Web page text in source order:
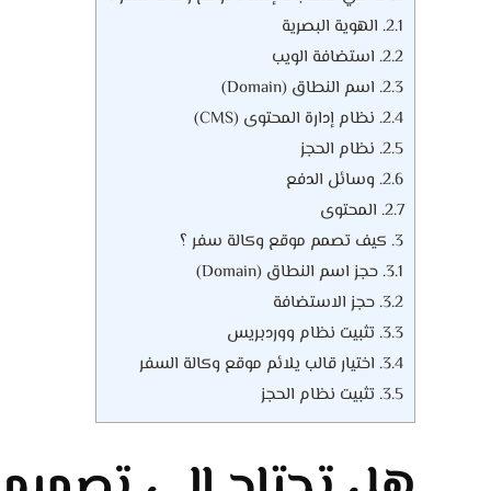
2.1. الهوية البصرية
2.2. استضافة الويب
2.3. اسم النطاق (Domain)
2.4. نظام إدارة المحتوى (CMS)
2.5. نظام الحجز
2.6. وسائل الدفع
2.7. المحتوى
3. كيف تصمم موقع وكالة سفر ؟
3.1. حجز اسم النطاق (Domain)
3.2. حجز الاستضافة
3.3. تثبيت نظام ووردبريس
3.4. اختيار قالب يلائم موقع وكالة السفر
3.5. تثبيت نظام الحجز